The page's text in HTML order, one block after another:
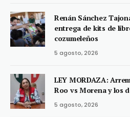
Renán Sánchez
entrega de kits de
cozumeleños
5 agosto, 2026
LEY MORDAZA:
Roo vs Morena y los
5 agosto, 2026